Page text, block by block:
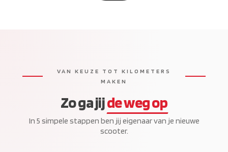
VAN KEUZE TOT KILOMETERS
MAKEN
Zo ga jijde weg op
In 5 simpele stappen ben jij eigenaar van je nieuwe
scooter.